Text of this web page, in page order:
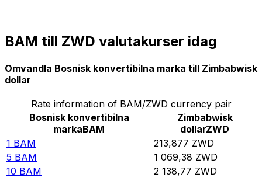
BAM till ZWD valutakurser idag
Omvandla Bosnisk konvertibilna marka till Zimbabwisk
dollar
Rate information of BAM/ZWD currency pair
Bosnisk konvertibilna
markaBAM
Zimbabwisk
dollarZWD
1 BAM 213,877 ZWD
5 BAM 1 069,38 ZWD
10 BAM 2 138,77 ZWD